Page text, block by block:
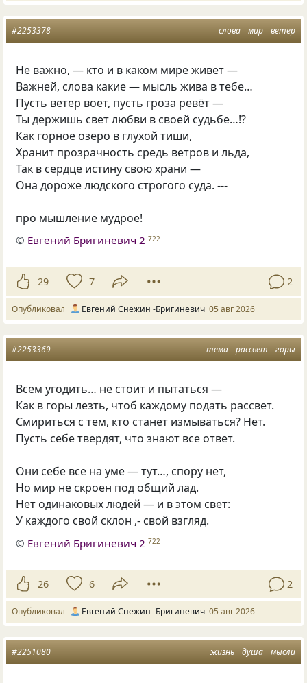
слова мир ветер
#2253378
Не важно, — кто и в каком мире живет —
Важней, слова какие — мысль жива в тебе…
Пусть ветер воет, пусть гроза ревёт —
Ты держишь свет любви в своей судьбе…!?
Как горное озеро в глухой тиши,
Хранит прозрачность средь ветров и льда,
Так в сердце истину свою храни —
Она дороже людского строгого суда. ---
про мышление мудрое!
© Евгений Бригиневич 2 722
29 7 2
Опубликовал Евгений Снежин -Бригиневич 05 авг 2026
тема рассвет горы
#2253369
Всем угодить… не стоит и пытаться —
Как в горы лезть, чтоб каждому подать рассвет.
Смириться с тем, кто станет измываться? Нет.
Пусть себе твердят, что знают все ответ.
Они себе все на уме — тут…, спору нет,
Но мир не скроен под общий лад.
Нет одинаковых людей — и в этом свет:
У каждого свой склон ,- свой взгляд.
© Евгений Бригиневич 2 722
26 6 2
Опубликовал Евгений Снежин -Бригиневич 05 авг 2026
жизнь душа мысли
#2251080